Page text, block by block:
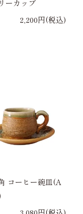
ーカップ
2,200円(税込)
コーヒー碗皿(A